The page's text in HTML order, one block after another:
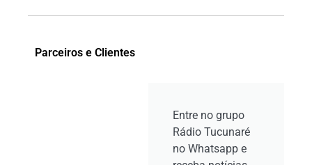
Parceiros e Clientes
Entre no grupo
Rádio Tucunaré
no Whatsapp e